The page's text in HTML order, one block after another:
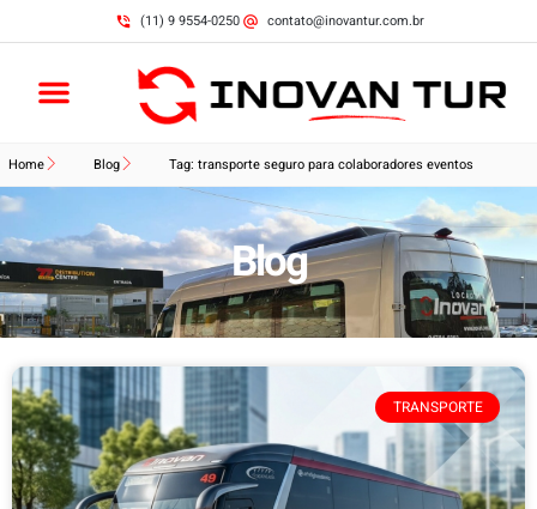
(11) 9 9554-0250 contato@inovantur.com.br
Home Blog Tag: transporte seguro para colaboradores eventos
Blog
TRANSPORTE